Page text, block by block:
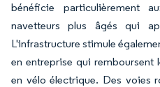
bénéficie particulièrement
navetteurs plus âgés qui
L'infrastructure stimule
en entreprise qui remboursent
en vélo électrique. Des voies